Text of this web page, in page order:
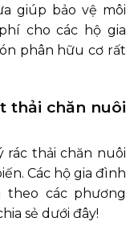
giúp bảo vệ môi
cho các hộ gia
phân hữu cơ rất
thải chăn nuôi
rác thải chăn nuôi
Các hộ gia đình
các phương
sẻ dưới đây!